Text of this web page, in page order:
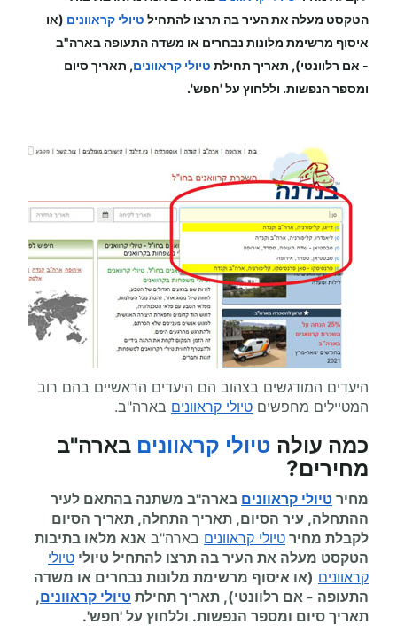
הטקסט מעלה את העיר בה תרצו להתחיל טיולי קראוונים (או
איסוף מרשימת מלונות נבחרים או משדה התעופה בארה"ב
- אם רלוונטי), תאריך תחילת טיולי קראוונים, תאריך סיום
ומספר הנפשות. וללחוץ על 'חפש'.
היעדים המודגשים בצהוב הם היעדים הראשיים בהם רוב
המטיילים מחפשים טיולי קראוונים בארה"ב.
כמה עולה טיולי קראוונים בארה"ב
מחירים?
מחיר טיולי קראוונים בארה"ב משתנה בהתאם לעיר
ההתחלה, עיר הסיום, תאריך התחלה, תאריך הסיום
לקבלת מחיר טיולי קראוונים בארה"ב אנא מלאו בתיבות
הטקסט מעלה את העיר בה תרצו להתחיל טיולי טיולי
קראוונים (או איסוף מרשימת מלונות נבחרים או משדה
התעופה - אם רלוונטי), תאריך תחילת טיולי קראוונים,
תאריך סיום ומספר הנפשות. וללחוץ על 'חפש'.